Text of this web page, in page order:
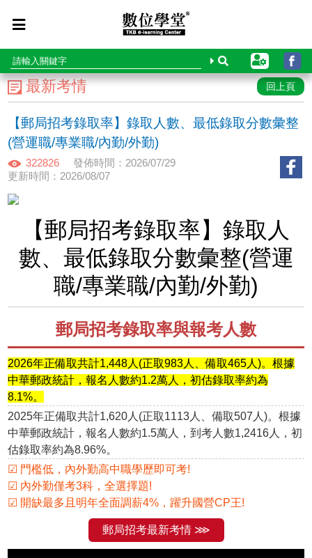
最新考情 回上頁
【郵局招考錄取率】錄取人數、最低錄取分數彙整
(營運職/專業職/內勤/外勤)
322826
發佈時間：2026/07/29
更新時間：2026/08/07
【郵局招考錄取率】錄取人
數、最低錄取分數彙整(營運
職/專業職/內勤/外勤)
郵局招考錄取率與報考人數
2026年正備取共計1,448人(正取983人、備取465人)。根據
中華郵政統計，報名人數約1.2萬人，初估錄取率約為
8.1%。
2025年正備取共計1,620人(正取1113人、備取507人)。根據
中華郵政統計，報名人數約1.5萬人，到考人數1,2416人，初
估錄取率約為8.96%。
☑ 門檻低，內外勤高中職學歷即可考!
☑ 內外勤僅考3科，全選擇題!
☑ 開缺最多且明年全面調薪4%，躍升國營CP王!
郵局招考最新考情 ⋙